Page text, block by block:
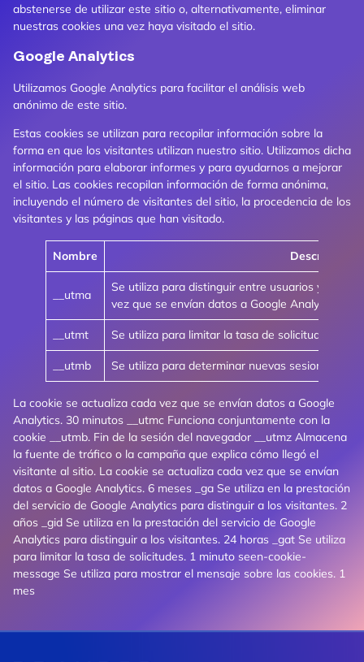
abstenerse de utilizar este sitio o, alternativamente, eliminar
nuestras cookies una vez haya visitado el sitio.
Google Analytics
Utilizamos Google Analytics para facilitar el análisis web
anónimo de este sitio.
Estas cookies se utilizan para recopilar información sobre la
forma en que los visitantes utilizan nuestro sitio. Utilizamos dicha
información para elaborar informes y para ayudarnos a mejorar
el sitio. Las cookies recopilan información de forma anónima,
incluyendo el número de visitantes del sitio, la procedencia de los
visitantes y las páginas que han visitado.
Nombre Descripción
__utma
Se utiliza para distinguir entre usuarios y
vez que se envían datos a Google Analytics.
__utmt Se utiliza para limitar la tasa de solicitudes.
__utmb Se utiliza para determinar nuevas sesiones/
La cookie se actualiza cada vez que se envían datos a Google
Analytics. 30 minutos __utmc Funciona conjuntamente con la
cookie __utmb. Fin de la sesión del navegador __utmz Almacena
la fuente de tráfico o la campaña que explica cómo llegó el
visitante al sitio. La cookie se actualiza cada vez que se envían
datos a Google Analytics. 6 meses _ga Se utiliza en la prestación
del servicio de Google Analytics para distinguir a los visitantes. 2
años _gid Se utiliza en la prestación del servicio de Google
Analytics para distinguir a los visitantes. 24 horas _gat Se utiliza
para limitar la tasa de solicitudes. 1 minuto seen-cookie-
message Se utiliza para mostrar el mensaje sobre las cookies. 1
mes